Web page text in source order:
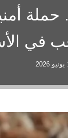
حملة
في